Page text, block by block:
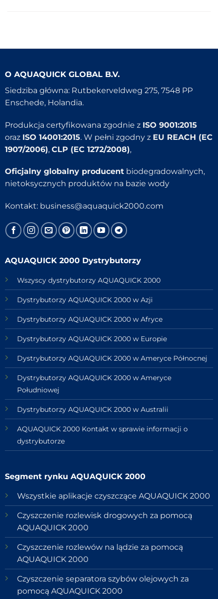
O AQUAQUICK GLOBAL B.V.
Siedziba główna: Rutbekerveldweg 275, 7548 PP
Enschede, Holandia.
Produkcja certyfikowana zgodnie z ISO 9001:2015
oraz ISO 14001:2015. W pełni zgodny z EU REACH (EC
1907/2006), CLP (EC 1272/2008),
Oficjalny globalny producentbiodegradowalnych,
nietoksycznych produktów na bazie wody
Kontakt: business@aquaquick2000.com
AQUAQUICK 2000 Dystrybutorzy
Wszyscy dystrybutorzy AQUAQUICK 2000
Dystrybutorzy AQUAQUICK 2000 w Azji
Dystrybutorzy AQUAQUICK 2000 w Afryce
Dystrybutorzy AQUAQUICK 2000 w Europie
Dystrybutorzy AQUAQUICK 2000 w Ameryce Północnej
Dystrybutorzy AQUAQUICK 2000 w Ameryce
Południowej
Dystrybutorzy AQUAQUICK 2000 w Australii
AQUAQUICK 2000 Kontakt w sprawie informacji o
dystrybutorze
Segment rynku AQUAQUICK 2000
Wszystkie aplikacje czyszczące AQUAQUICK 2000
Czyszczenie rozlewisk drogowych za pomocą
AQUAQUICK 2000
Czyszczenie rozlewów na lądzie za pomocą
AQUAQUICK 2000
Czyszczenie separatora szybów olejowych za
pomocą AQUAQUICK 2000